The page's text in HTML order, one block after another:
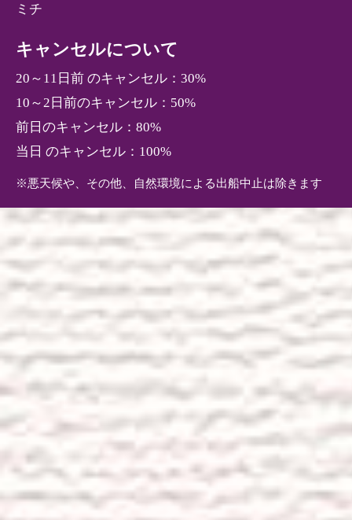
ミチ
キャンセルについて
20～11日前 のキャンセル：30%
10～2日前のキャンセル：50%
前日のキャンセル：80%
当日 のキャンセル：100%
※悪天候や、その他、自然環境による出船中止は除きます